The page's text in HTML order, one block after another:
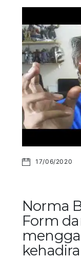
17/06/2020
Norma
Form